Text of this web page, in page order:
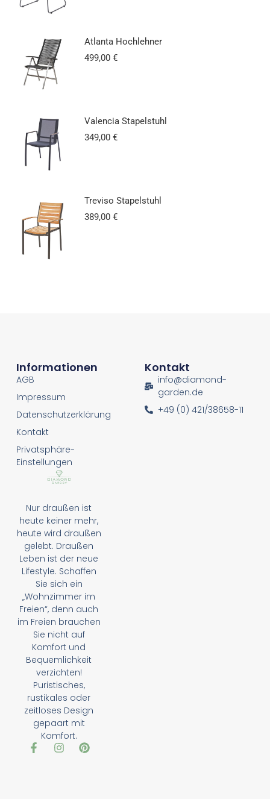
Atlanta Hochlehner
499,00 €
Valencia Stapelstuhl
349,00 €
Treviso Stapelstuhl
389,00 €
Nur draußen ist
heute keiner mehr,
heute wird draußen
gelebt. Draußen
Leben ist der neue
Lifestyle. Schaffen
Sie sich ein
„Wohnzimmer im
Freien“, denn auch
im Freien brauchen
Sie nicht auf
Komfort und
Bequemlichkeit
verzichten!
Puristisches,
rustikales oder
zeitloses Design
gepaart mit
Komfort.
Informationen
AGB
Impressum
Datenschutzerklärung
Kontakt
Privatsphäre-
Einstellungen
Kontakt
info@diamond-
garden.de
+49 (0) 421/38658-11